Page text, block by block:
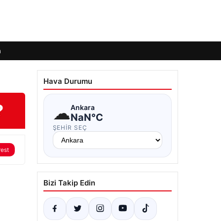
Hava Durumu
☁Ankara
NaN°C
ŞEHIR SEÇ
Bizi Takip Edin